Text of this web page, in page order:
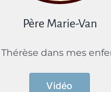
Père Marie-Van
Thérèse dans mes
Vidéo